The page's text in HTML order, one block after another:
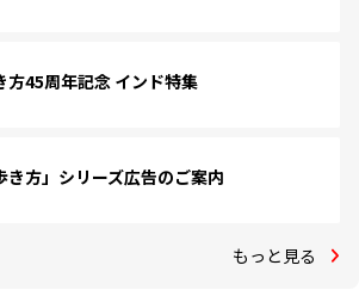
方45周年記念 インド特集
き方」シリーズ広告のご案内
もっと見る